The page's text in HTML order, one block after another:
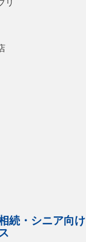
リ
続・シニア向け